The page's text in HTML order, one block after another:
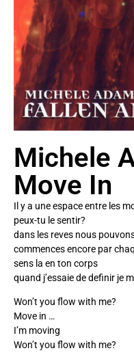
Michele
Move In
Il y a une espace entre les
peux-tu le sentir?
dans les reves nous
commences encore par
sens la en ton corps
quand j’essaie de definir je
Won’t you flow with me?
Move in …
I’m moving
Won’t you flow with me?